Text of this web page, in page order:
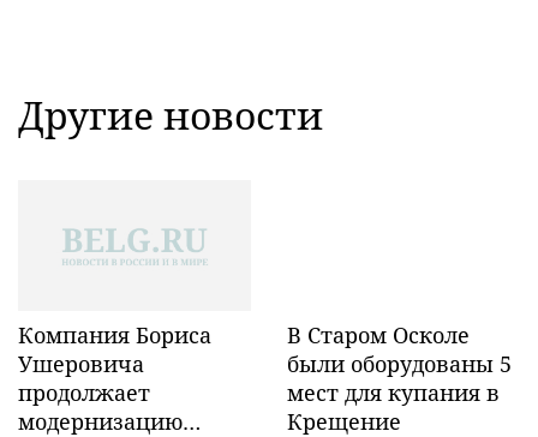
Другие новости
Компания Бориса
Ушеровича
продолжает
модернизацию
В Старом Осколе
были оборудованы 5
мест для купания в
Крещение